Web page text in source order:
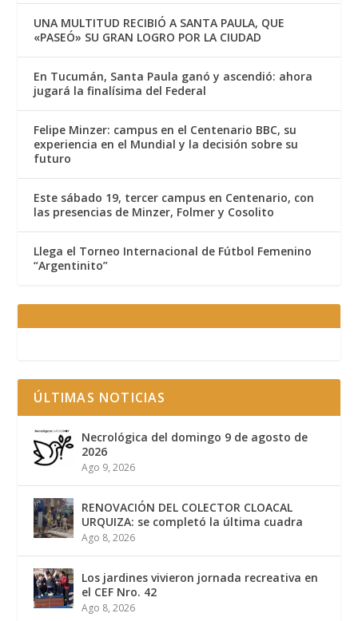
UNA MULTITUD RECIBIÓ A SANTA PAULA, QUE
«PASEÓ» SU GRAN LOGRO POR LA CIUDAD
En Tucumán, Santa Paula ganó y ascendió: ahora
jugará la finalísima del Federal
Felipe Minzer: campus en el Centenario BBC, su
experiencia en el Mundial y la decisión sobre su
futuro
Este sábado 19, tercer campus en Centenario, con
las presencias de Minzer, Folmer y Cosolito
Llega el Torneo Internacional de Fútbol Femenino
“Argentinito”
ÚLTIMAS NOTICIAS
Necrológica del domingo 9 de agosto de
2026
Ago 9, 2026
RENOVACIÓN DEL COLECTOR CLOACAL
URQUIZA: se completó la última cuadra
Ago 8, 2026
Los jardines vivieron jornada recreativa en
el CEF Nro. 42
Ago 8, 2026